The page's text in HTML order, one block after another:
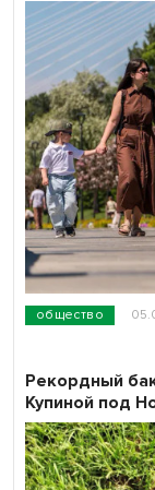
общество
Рекордный
Купиной под